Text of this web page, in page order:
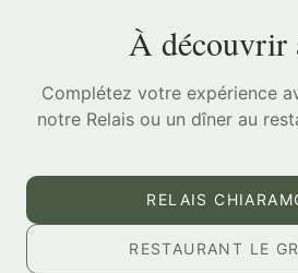
À découvrir
Complétez votre expérience
notre Relais ou un dîner au
RELAIS
RESTAURANT LE